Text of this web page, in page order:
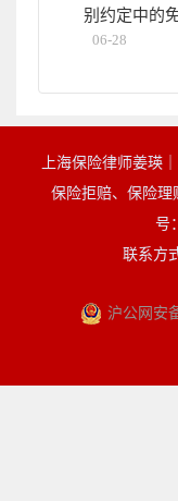
别约定中的
06-28
上海保险律师姜瑛
保险拒赔、保险
号
联系方
沪公网安